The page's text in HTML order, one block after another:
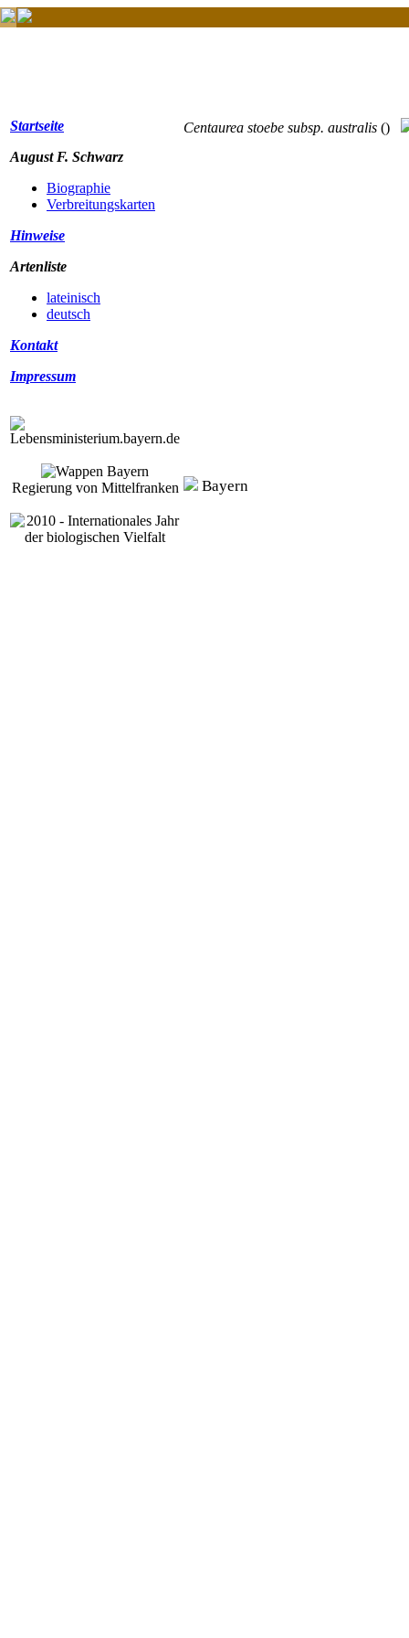
Startseite
August F. Schwarz
Biographie
Verbreitungskarten
Hinweise
Artenliste
lateinisch
deutsch
Kontakt
Impressum
Regierung von Mittelfranken
Centaurea stoebe subsp. australis ()
Bayern